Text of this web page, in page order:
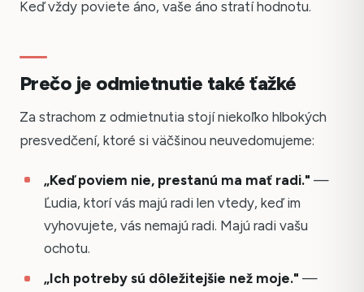
Keď vždy poviete áno, vaše áno stratí hodnotu.
Prečo je odmietnutie také ťažké
Za strachom z odmietnutia stojí niekoľko hlbokých
presvedčení, ktoré si väčšinou neuvedomujeme:
„Keď poviem nie, prestanú ma mať radi." —
Ľudia, ktorí vás majú radi len vtedy, keď im
vyhovujete, vás nemajú radi. Majú radi vašu
ochotu.
„Ich potreby sú dôležitejšie než moje." —